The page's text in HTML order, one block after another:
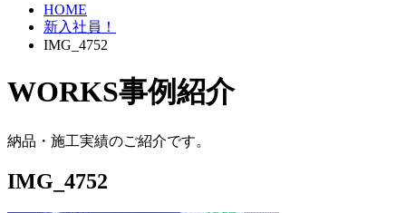
HOME
新入社員！
IMG_4752
WORKS事例紹介
納品・施工実績のご紹介です。
IMG_4752